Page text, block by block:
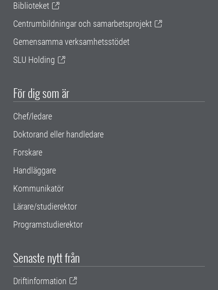
Biblioteket
Centrumbildningar och samarbetsprojekt
Gemensamma verksamhetsstödet
SLU Holding
För dig som är
Chef/ledare
Doktorand eller handledare
Forskare
Handläggare
Kommunikatör
Lärare/studierektor
Programstudierektor
Senaste nytt från
Driftinformation